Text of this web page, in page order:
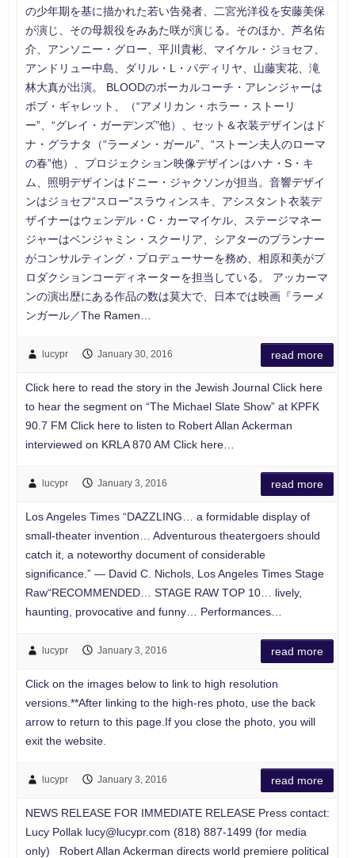
の少年期を基に描かれた若い告発者、二宮光洋役を安藤美保
が演じ、その母親役をみあた咲が演じる。そのほか、芦名佑
介、アンソニー・グロー、平川貴彬、マイケル・ジョセフ、
アンドリュー中島、ダリル・L・パディリヤ、山藤実花、滝
林大真が出演。 BLOODのボーカルコーチ・アレンジャーは
ボブ・ギャレット、（“アメリカン・ホラー・ストーリ
ー”、“グレイ・ガーデンズ”他）、セット＆衣装デザインはド
ナ・グラナタ（“ラーメン・ガール”、“ストーン夫人のローマ
の春”他）、プロジェクション映像デザインはハナ・S・キ
ム、照明デザインはドニー・ジャクソンが担当。音響デザイ
ンはジョセフ“スロー”スラウィンスキ、アシスタント衣装デ
ザイナーはウェンデル・C・カーマイケル、ステージマネー
ジャーはベンジャミン・スクーリア、シアターのプランナー
がコンサルティング・プロデューサーを務め、相原和美がプ
ロダクションコーディネーターを担当している。 アッカーマ
ンの演出歴にある作品の数は莫大で、日本では映画『ラーメ
ンガール／The Ramen…
lucypr January 30, 2016 read more
Click here to read the story in the Jewish Journal Click here
to hear the segment on “The Michael Slate Show” at KPFK
90.7 FM Click here to listen to Robert Allan Ackerman
interviewed on KRLA 870 AM Click here…
lucypr January 3, 2016 read more
Los Angeles Times “DAZZLING… a formidable display of
small-theater invention… Adventurous theatergoers should
catch it, a noteworthy document of considerable
significance.” — David C. Nichols, Los Angeles Times Stage
Raw“RECOMMENDED… STAGE RAW TOP 10… lively,
haunting, provocative and funny… Performances…
lucypr January 3, 2016 read more
Click on the images below to link to high resolution
versions.**After linking to the high-res photo, use the back
arrow to return to this page.If you close the photo, you will
exit the website.
lucypr January 3, 2016 read more
NEWS RELEASE FOR IMMEDIATE RELEASE Press contact:
Lucy Pollak lucy@lucypr.com (818) 887-1499 (for media
only) Robert Allan Ackerman directs world premiere political